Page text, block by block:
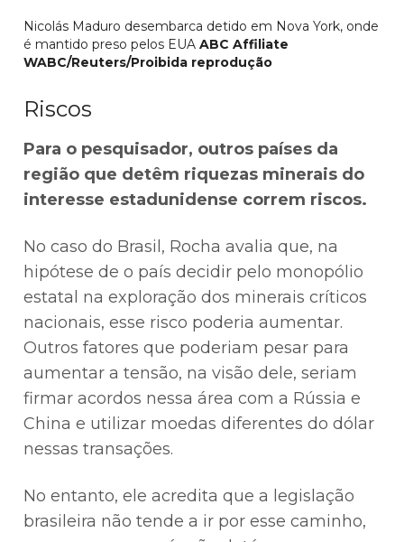
Nicolás Maduro desembarca detido em Nova York, onde
é mantido preso pelos EUAABC Affiliate
WABC/Reuters/Proibida reprodução
Riscos
Para o pesquisador, outros países da
região que detêm riquezas minerais do
interesse estadunidense correm riscos.
No caso do Brasil, Rocha avalia que, na
hipótese de o país decidir pelo monopólio
estatal na exploração dos minerais críticos
nacionais, esse risco poderia aumentar.
Outros fatores que poderiam pesar para
aumentar a tensão, na visão dele, seriam
firmar acordos nessa área com a Rússia e
China e utilizar moedas diferentes do dólar
nessas transações.
No entanto, ele acredita que a legislação
brasileira não tende a ir por esse caminho,